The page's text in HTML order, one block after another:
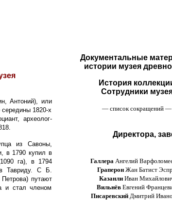
Антоний), или
1820-х
археолог-
из Савоны,
в 1790 купил в
га), в 1794
Тавриду. С Б.
путают
и стал членом
Документальные
истории музея
История
Сотрудники
— список сокращений —
Директора,
Галлера Ангелий
Граперон Жан Батист
Казанли Иван
Вильнёв Евгений
Писаревский Дмитрий